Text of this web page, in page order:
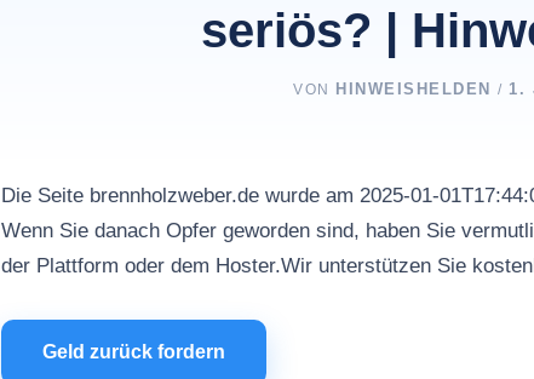
seriös? |
VON HINWEISHELDEN / 1.
Die Seite brennholzweber.de wurde am 2025-01-
Wenn Sie danach Opfer geworden sind, haben Sie
der Plattform oder dem Hoster.Wir unterstützen Sie
Geld zurück fordern